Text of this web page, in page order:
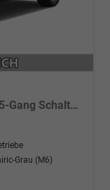
Style (Style) 1.0 TSI 70kW (95 PS) 5-Gang Schaltgetriebe
Grau (M6)